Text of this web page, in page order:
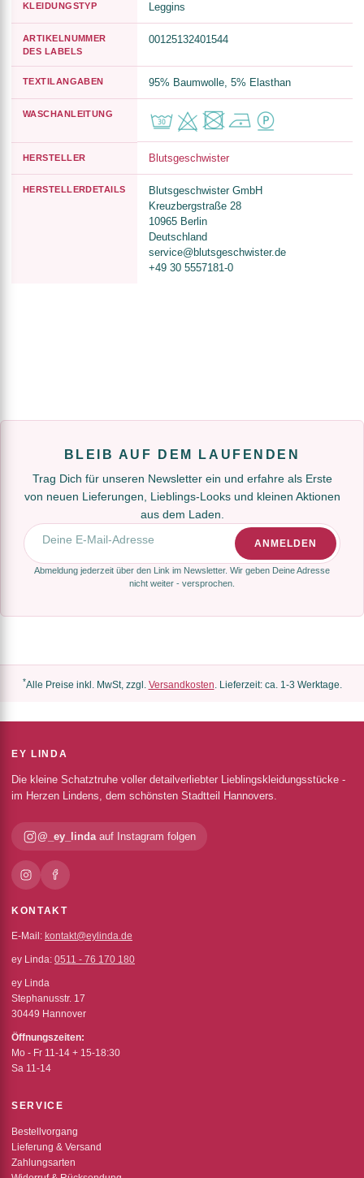
KLEIDUNGSTYP Leggins
ARTIKELNUMMER
DES LABELS
00125132401544
TEXTILANGABEN 95% Baumwolle, 5% Elasthan
WASCHANLEITUNG
HERSTELLER Blutsgeschwister
HERSTELLERDETAILS
Blutsgeschwister GmbH
Kreuzbergstraße 28
10965 Berlin
Deutschland
service@blutsgeschwister.de
+49 30 5557181-0
BLEIB AUF DEM LAUFENDEN
Trag Dich für unseren Newsletter ein und erfahre als Erste
von neuen Lieferungen, Lieblings-Looks und kleinen Aktionen
aus dem Laden.
E-Mail-Adresse
ANMELDEN
Abmeldung jederzeit über den Link im Newsletter. Wir geben Deine Adresse
nicht weiter - versprochen.
*Alle Preise inkl. MwSt, zzgl. Versandkosten. Lieferzeit: ca. 1-3 Werktage.
EY LINDA
Die kleine Schatztruhe voller detailverliebter Lieblingskleidungsstücke -
im Herzen Lindens, dem schönsten Stadtteil Hannovers.
@_ey_lindaauf Instagram folgen
KONTAKT
E-Mail: kontakt@eylinda.de
ey Linda: 0511 - 76 170 180
ey Linda
Stephanusstr. 17
30449 Hannover
Öffnungszeiten:
Mo - Fr 11-14 + 15-18:30
Sa 11-14
SERVICE
Bestellvorgang
Lieferung & Versand
Zahlungsarten